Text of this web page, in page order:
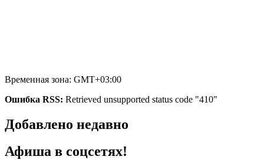
Временная зона: GMT+03:00
Ошибка RSS: Retrieved unsupported status code "410"
Добавлено недавно
Афиша в соцсетях!